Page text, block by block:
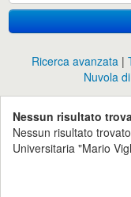
Ricerca avanzata
Nuvola
Nessun risultato
Nessun risultato
Universitaria "Mario